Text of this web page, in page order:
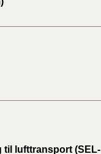
til lufttransport (SEL-